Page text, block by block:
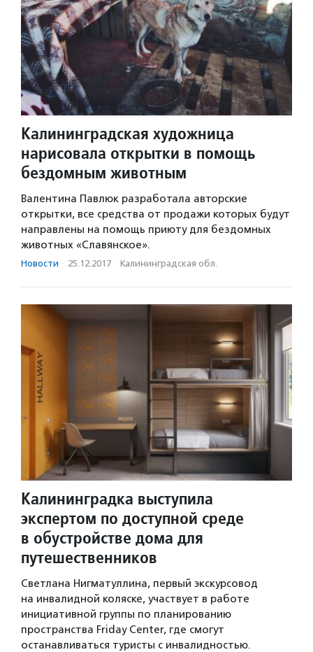
Калининградская художница
нарисовала открытки в помощь
бездомным животным
Валентина Павлюк разработала авторские
открытки, все средства от продажи которых будут
направлены на помощь приюту для бездомных
животных «Славянское».
Новости · 25.12.2017 · Калининградская обл.
Калининградка выступила
экспертом по доступной среде
в обустройстве дома для
путешественников
Светлана Нигматуллина, первый экскурсовод
на инвалидной коляске, участвует в работе
инициативной группы по планированию
пространства Friday Center, где смогут
останавливаться туристы с инвалидностью.